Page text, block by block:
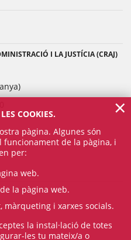
I LA JUSTÍCIA (CRAJ)
COOKIES.
pàgina. Algunes són
de la pàgina, i
per:
web.
la pàgina web.
i xarxes socials.
la instal·lació de totes
les tu mateix/a o
×